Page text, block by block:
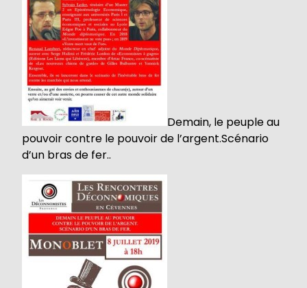
Demain, le peuple au
pouvoir contre le pouvoir de l’argent.Scénario
d’un bras de fer..